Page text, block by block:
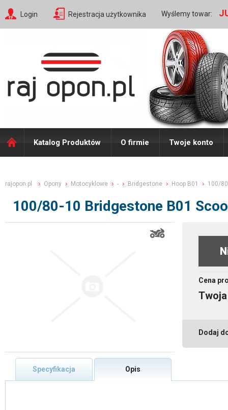
Login Rejestracja użytkownika Wyślemy towar:
Katalog Produktów O firmie Twoje konto
rajopon.pl Opony Motocyklowe - Bridgestone Hoop B01 100/
100/80-10 Bridgestone B01
Cena
Dodaj
Specyfikacja Opis